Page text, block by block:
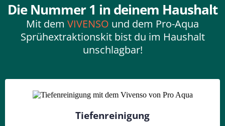
Die Nummer 1 in deinem Haushalt
Mit dem VIVENSO und dem Pro-Aqua
Sprühextraktionskit bist du im Haushalt
unschlagbar!
Tiefenreinigung